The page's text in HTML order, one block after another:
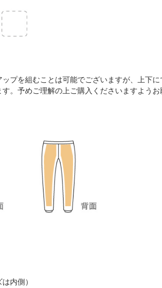
プを組むことは可能でございますが、上下
。予めご理解の上ご購入くださいますようお
内側）